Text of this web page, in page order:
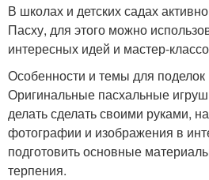
В школах и детских садах
Пасху, для этого можно
интересных идей и мастер-
Особенности и темы для поделок
Оригинальные пасхальные
делать сделать своими руками,
фотографии и изображения в
подготовить основные
терпения.